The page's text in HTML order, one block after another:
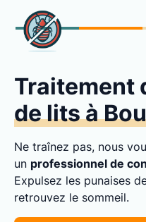
Traitement
de lits à
Ne traînez pas, nous
un professionnel de
Expulsez les punaises
retrouvez le sommeil.